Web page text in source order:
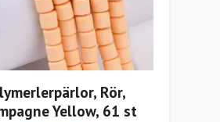
Rör,
Yellow, 61 st